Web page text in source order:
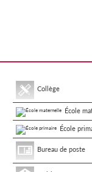
Collège
École
École
Bureau de poste